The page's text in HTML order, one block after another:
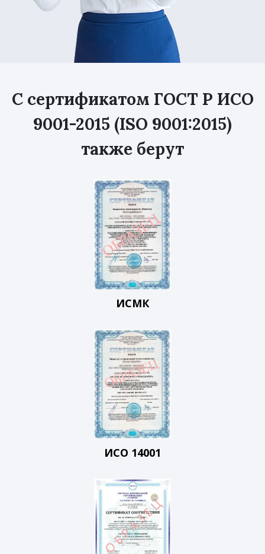
С сертификатом ГОСТ Р ИСО
9001-2015 (ISO 9001:2015)
также берут
ИСМК
ИСО 14001